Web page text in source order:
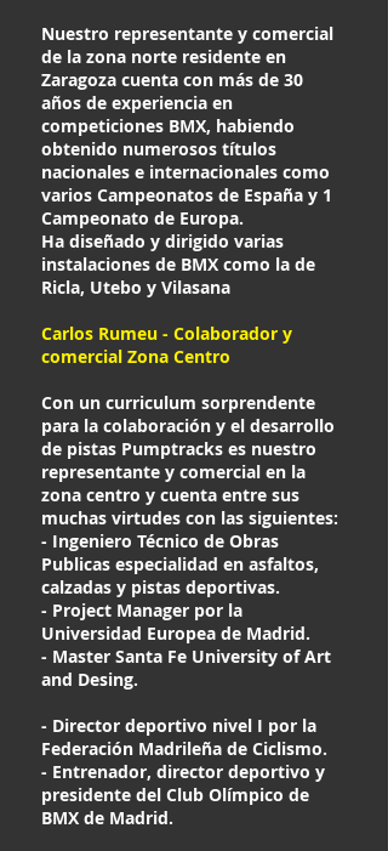
Nuestro representante y comercial
de la zona norte residente en
Zaragoza cuenta con más de 30
años de experiencia en
competiciones BMX, habiendo
obtenido numerosos títulos
nacionales e internacionales como
varios Campeonatos de España y 1
Campeonato de Europa.
Ha diseñado y dirigido varias
instalaciones de BMX como la de
Ricla, Utebo y Vilasana
Carlos Rumeu - Colaborador y
comercial Zona Centro
Con un curriculum sorprendente
para la colaboración y el desarrollo
de pistas Pumptracks es nuestro
representante y comercial en la
zona centro y cuenta entre sus
muchas virtudes con las siguientes:
- Ingeniero Técnico de Obras
Publicas especialidad en asfaltos,
calzadas y pistas deportivas.
- Project Manager por la
Universidad Europea de Madrid.
- Master Santa Fe University of Art
and Desing.
- Director deportivo nivel I por la
Federación Madrileña de Ciclismo.
- Entrenador, director deportivo y
presidente del Club Olímpico de
BMX de Madrid.